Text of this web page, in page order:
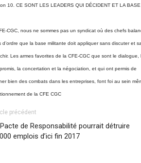
10. CE SONT LES LEADERS QUI DÉCIDENT ET LA
CGC, nous ne sommes pas un syndicat où des chefs
d’ordre que la base militante doit appliquer sans discuter et
Les armes favorites de la CFE-CGC que sont le dialogue,
la concertation et la négociation, et qui ont permis de
bien des combats dans les entreprises, font foi au sein
de la CFE CGC
précédent
de Responsabilité pourrait détruire
emplois d’ici fin 2017